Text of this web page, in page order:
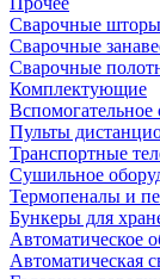
Сварочные шторы
Сварочные
Сварочные
Комплектующие
Вспомогательное
Пульты
Транспортные
Сушильное
Термопеналы и
Бункеры для
Автоматическое
Автоматическая